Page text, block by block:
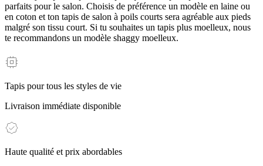
parfaits pour le salon. Choisis de préférence un modèle en laine ou
en coton et ton tapis de salon à poils courts sera agréable aux pieds
malgré son tissu court. Si tu souhaites un tapis plus moelleux, nous
te recommandons un modèle shaggy moelleux.
Tapis pour tous les styles de vie
Livraison immédiate disponible
Haute qualité et prix abordables